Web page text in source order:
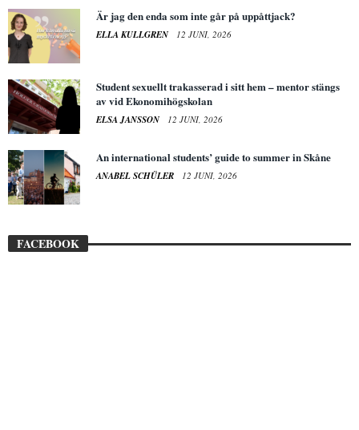
Är jag den enda som inte går på uppåttjack?
ELLA KULLGREN 12 JUNI, 2026
Student sexuellt trakasserad i sitt hem – mentor stängs
av vid Ekonomihögskolan
ELSA JANSSON 12 JUNI, 2026
An international students’ guide to summer in Skåne
ANABEL SCHÜLER 12 JUNI, 2026
FACEBOOK